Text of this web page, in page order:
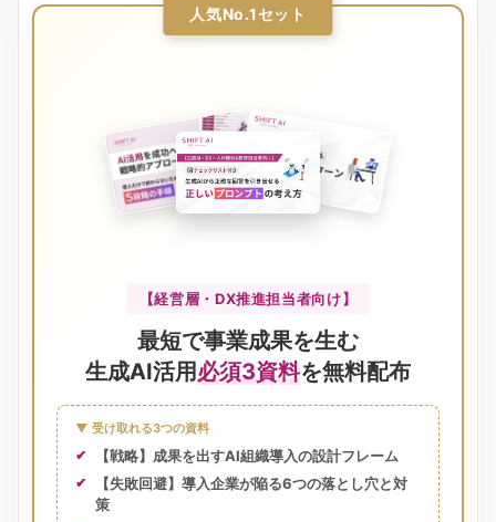
人気No.1セット
【経営層・DX推進担当者向け】
最短で事業成果を生む
生成AI活用必須3資料を無料配布
▼ 受け取れる3つの資料
【戦略】成果を出すAI組織導入の設計フレーム
【失敗回避】導入企業が陥る6つの落とし穴と対
策